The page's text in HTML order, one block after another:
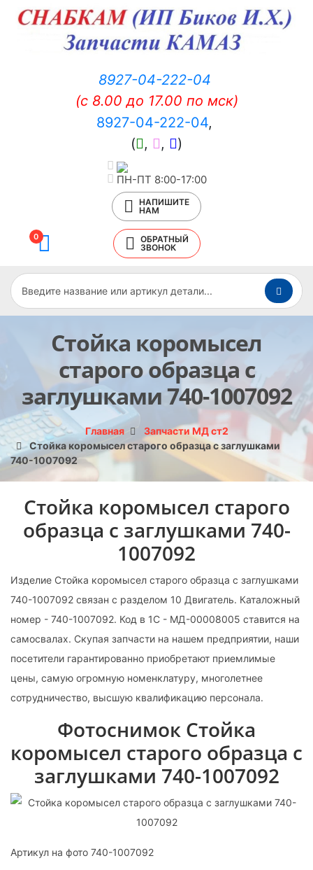
8927-04-222-04
(c 8.00 до 17.00 по мск)
8927-04-222-04,
(
, , )
ПН-ПТ 8:00-17:00
НАПИШИТЕ
НАМ
0
ОБРАТНЫЙ
ЗВОНОК
Стойка коромысел
старого образца с
заглушками 740-1007092
Главная
Запчасти МД ст2
Стойка коромысел старого образца с заглушками
740-1007092
Стойка коромысел старого
образца с заглушками 740-
1007092
Изделие Стойка коромысел старого образца с заглушками
740-1007092 связан с разделом 10 Двигатель. Каталожный
номер - 740-1007092. Код в 1С - МД-00008005 ставится на
самосвалах. Скупая запчасти на нашем предприятии, наши
посетители гарантированно приобретают приемлимые
цены, самую огромную номенклатуру, многолетнее
сотрудничество, высшую квалификацию персонала.
Фотоснимок Стойка
коромысел старого образца с
заглушками 740-1007092
Артикул на фото 740-1007092